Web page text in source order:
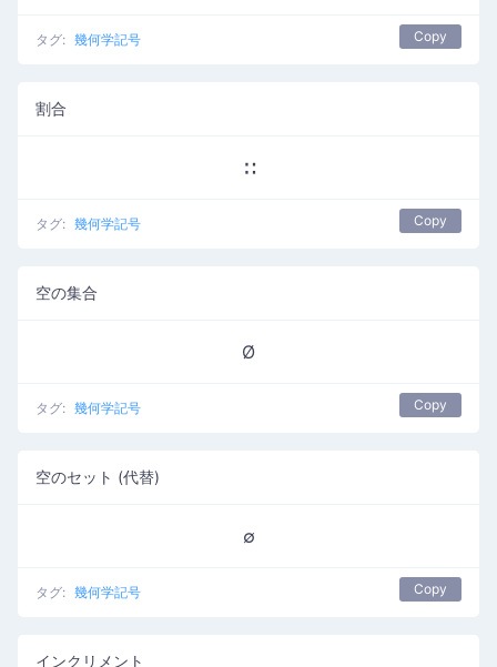
タグ: 幾何学記号 Copy
割合
∷
タグ: 幾何学記号 Copy
空の集合
Ø
タグ: 幾何学記号 Copy
空のセット (代替)
∅
タグ: 幾何学記号 Copy
インクリメント